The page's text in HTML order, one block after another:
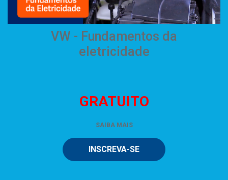
VW - Fundamentos da
eletricidade
GRATUITO
SAIBA MAIS
INSCREVA-SE